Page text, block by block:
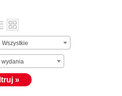
Wszystkie
wydania
»